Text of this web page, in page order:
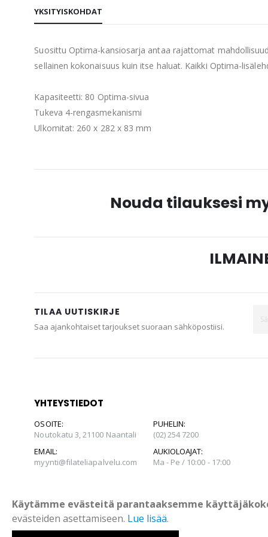
Käytämme evästeitä parantaaksemme
evästeiden asettamiseen. Lue lisää.
beginning
of
images
gallery
YKSITYISKOHDAT
Suosittu Optima-kansiosarja antaa rajattomat
sellainen kokonaisuus kuin itse haluat. Kaikki Optima-
Kapasiteetti: 80 Optima-sivua
Tukeva 4-rengasmekanismi
Ulkomitat: 260 x 282 x 83 mm
Nouda tilauksesi
TILAA UUTISKIRJE
Saa ajankohtaiset tarjoukset suoraan sähköpostiisi.
YHTEYSTIEDOT
OSOITE:
Noutokatu 3, 21100 Naantali
PUHELIN:
(02) 254 7200
EMAIL:
myynti@filateliapalvelu.com
AUKIOLOAJAT:
Ma - Pe / 10:00 - 17:00
© Suomen Filateliapalvelu Oy 2022. All Rights Reserved.